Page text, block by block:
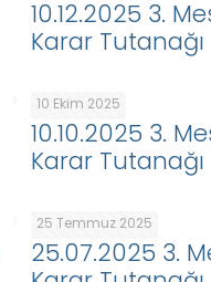
10.12.2025 3.
Karar Tutanağı
10 Ekim 2025
10.10.2025 3.
Karar Tutanağı
25 Temmuz 2025
25.07.2025 3.